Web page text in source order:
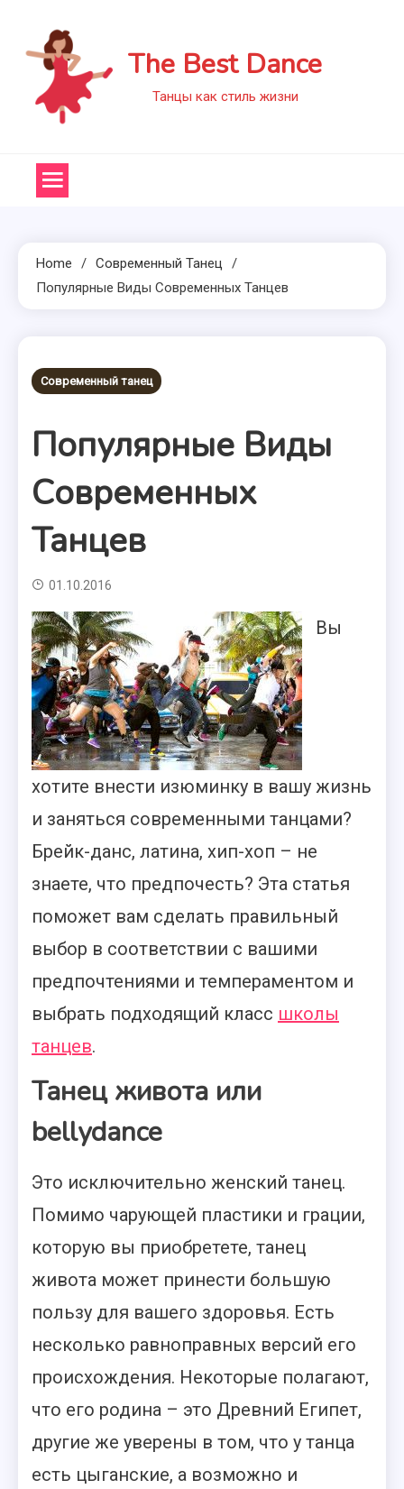
content
The Best Dance
Танцы как стиль жизни
Home
Современный Танец
Популярные Виды Современных Танцев
Современный танец
Популярные Виды
Современных
Танцев
01.10.2016
Вы
хотите внести изюминку в вашу жизнь
и заняться современными танцами?
Брейк-данс, латина, хип-хоп – не
знаете, что предпочесть? Эта статья
поможет вам сделать правильный
выбор в соответствии с вашими
предпочтениями и темпераментом и
выбрать подходящий класс школы
танцев.
Танец живота или
bellydance
Это исключительно женский танец.
Помимо чарующей пластики и грации,
которую вы приобретете, танец
живота может принести большую
пользу для вашего здоровья. Есть
несколько равноправных версий его
происхождения. Некоторые полагают,
что его родина – это Древний Египет,
другие же уверены в том, что у танца
есть цыганские, а возможно и